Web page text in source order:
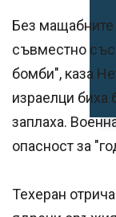
Без
съвместно
бомби", каза
израелци биха
заплаха.
опасност за
Техеран